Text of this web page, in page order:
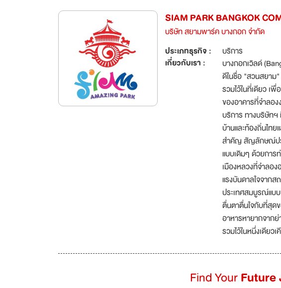
SIAM PARK BANGKOK
บริษัท สยามพาร์ค บางกอก จำกัด
ประเภทธุรกิจ :
บริการ
เกี่ยวกับเรา :
บางกอกเวิลด์
ดีในชื่อ "สวนสยาม"
รวมไว้ในที่เดียว เ
ของอาคารที่จำลอง
บริการ ทางบริษัท
บ้านและท้องถิ่นไทย
สำคัญ สัญลักษณ์ปร
แบบเดิมๆ ด้วยการ
เมืองหลวงที่จำลอ
แรงบันดาลใจจาก
ประเทศสมบูรณ์แบ
ตื่นตาตื่นใจกับที่สุด
อาหารหายากจาก
รวมไว้ในหนึ่งเดียว
Find YourFuture